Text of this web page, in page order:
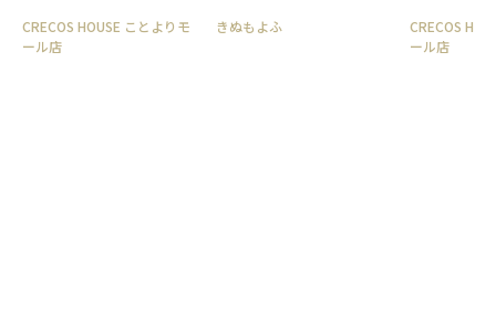
CRECOS HOUSE ことよりモ
ール店
きぬもよふ
CRECOS
ール店